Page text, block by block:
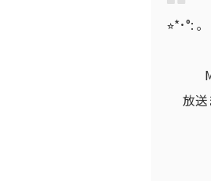
⭐︎*･°: ｡
放送
｡